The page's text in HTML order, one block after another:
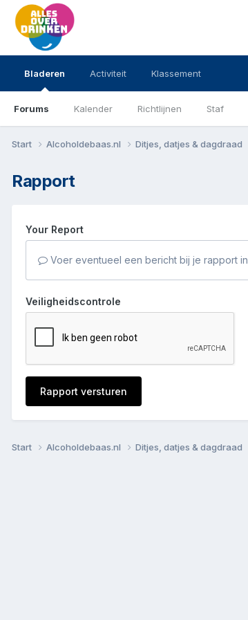
Bladeren
Forums Kalender Richtlijnen Staf
Activiteit Klassement
Start Alcoholdebaas.nl Ditjes, datjes & dagdraad
Rapport
Your Report
Voer eventueel een bericht bij je rapport in
Veiligheidscontrole
Rapport versturen
Start Alcoholdebaas.nl Ditjes, datjes & dagdraad